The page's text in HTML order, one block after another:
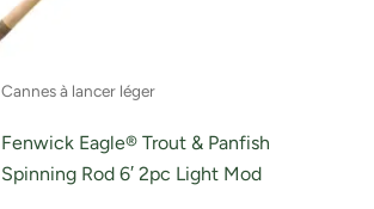
Cannes à lancer léger
Fenwick Eagle® Trout & Panfish
Spinning Rod 6′ 2pc Light Mod